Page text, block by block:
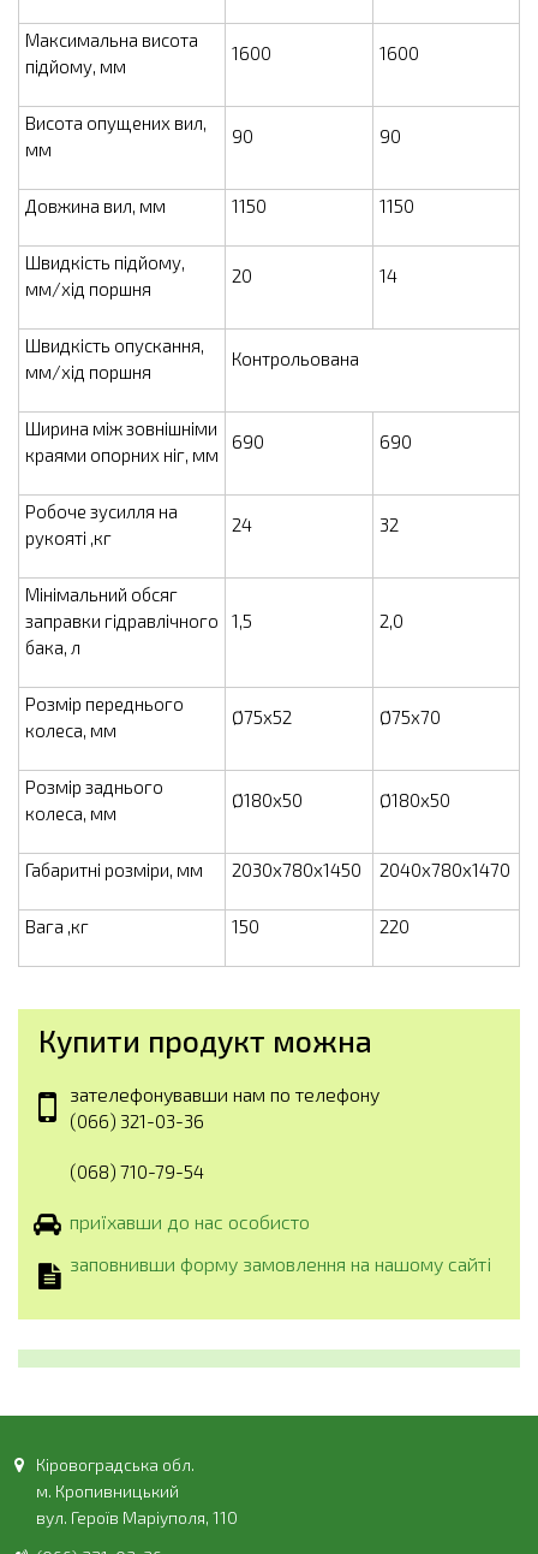
Максимальна висота
підйому, мм
1600 1600
Висота опущених вил,
мм
90 90
Довжина вил, мм 1150 1150
Швидкість підйому,
мм/хід поршня
20 14
Швидкість опускання,
мм/хід поршня
Контрольована
Ширина між зовнішніми
краями опорних ніг, мм
690 690
Робоче зусилля на
рукояті ,кг
24 32
Мінімальний обсяг
заправки гідравлічного
бака, л
1,5 2,0
Розмір переднього
колеса, мм
Ø75x52 Ø75x70
Розмір заднього
колеса, мм
Ø180x50 Ø180x50
Габаритні розміри, мм 2030x780x1450 2040x780x1470
Вага ,кг 150 220
Купити продукт можна
зателефонувавши нам по телефону
(066) 321-03-36
(068) 710-79-54
приїхавши до нас особисто
заповнивши форму замовлення на нашому сайті
Кіровоградська обл.
м. Кропивницький
вул. Героїв Маріуполя, 110